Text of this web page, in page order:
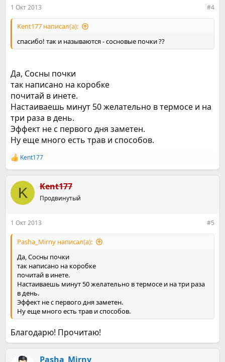
1 Окт 2013 #4
Kent177 написал(а):
спасибо! так и называются - сосновые почки ??
Да, Сосны почки
так написано на коробке
почитай в инете.
Настаиваешь минут 50 желательно в термосе и на
три раза в день.
Эффект не с первого дня заметен.
Ну еще много есть трав и способов.
Р
е
к
ц
и
Kent177
K Kent177
Продвинутый
1 Окт 2013 #5
Pasha_Mirny написал(а):
Да, Сосны почки
так написано на коробке
почитай в инете.
Настаиваешь минут 50 желательно в термосе и на три раза
в день.
Эффект не с первого дня заметен.
Ну еще много есть трав и способов.
Благодарю! Прочитаю!
Pasha_Mirny